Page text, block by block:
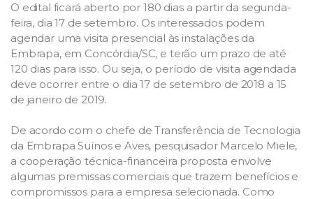
O edital ficará aberto por 180 dias a partir da segunda-
feira, dia 17 de setembro. Os interessados podem
agendar uma visita presencial às instalações da
Embrapa, em Concórdia/SC, e terão um prazo de até
120 dias para isso. Ou seja, o período de visita agendada
deve ocorrer entre o dia 17 de setembro de 2018 a 15
de janeiro de 2019.
De acordo com o chefe de Transferência de Tecnologia
da Embrapa Suínos e Aves, pesquisador Marcelo Miele,
a cooperação técnica-financeira proposta envolve
algumas premissas comerciais que trazem benefícios e
compromissos para a empresa selecionada. Como